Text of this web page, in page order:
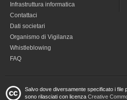
Infrastruttura informatica
Contattaci
Dati societari
Organismo di Vigilanza
Whistleblowing
FAQ
Salvo dove diversamente specificato i file
sono rilasciati con licenza Creative